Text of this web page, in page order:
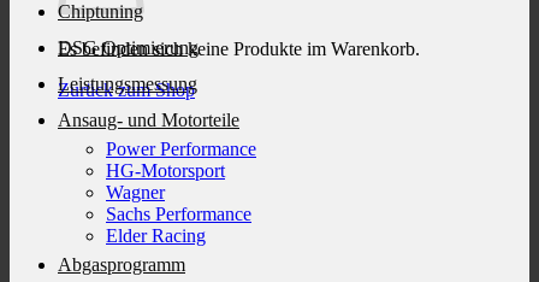
Es befinden sich keine Produkte im Warenkorb.
Zurück zum Shop
Chiptuning
DSG Optimierung
Leistungsmessung
Ansaug- und Motorteile
Power Performance
HG-Motorsport
Wagner
Sachs Performance
Elder Racing
Abgasprogramm